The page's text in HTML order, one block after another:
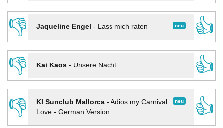
👎
neu
Jaqueline Engel - Lass mich raten
👍
👎
Kai Kaos- Unsere Nacht
👍
👎
neu
KI Sunclub Mallorca- Adios my Carnival
Love - German Version
👍